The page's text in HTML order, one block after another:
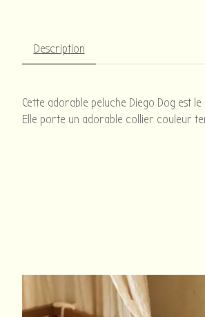
Description
Cette adorable peluche Diego Dog est
Elle porte un adorable collier couleur
Articles du carrousel de produits